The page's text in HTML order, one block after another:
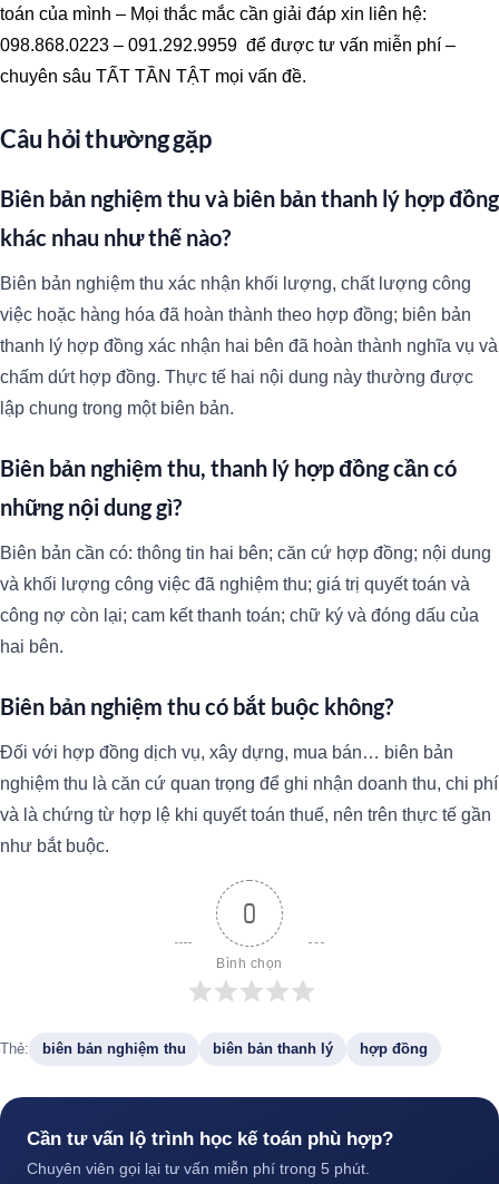
toán của mình – Mọi thắc mắc cần giải đáp xin liên hệ:
098.868.0223 – 091.292.9959 để được tư vấn miễn phí –
chuyên sâu TẤT TẦN TẬT mọi vấn đề.
Câu hỏi thường gặp
Biên bản nghiệm thu và biên bản thanh lý hợp đồng
khác nhau như thế nào?
Biên bản nghiệm thu xác nhận khối lượng, chất lượng công
việc hoặc hàng hóa đã hoàn thành theo hợp đồng; biên bản
thanh lý hợp đồng xác nhận hai bên đã hoàn thành nghĩa vụ và
chấm dứt hợp đồng. Thực tế hai nội dung này thường được
lập chung trong một biên bản.
Biên bản nghiệm thu, thanh lý hợp đồng cần có
những nội dung gì?
Biên bản cần có: thông tin hai bên; căn cứ hợp đồng; nội dung
và khối lượng công việc đã nghiệm thu; giá trị quyết toán và
công nợ còn lại; cam kết thanh toán; chữ ký và đóng dấu của
hai bên.
Biên bản nghiệm thu có bắt buộc không?
Đối với hợp đồng dịch vụ, xây dựng, mua bán… biên bản
nghiệm thu là căn cứ quan trọng để ghi nhận doanh thu, chi phí
và là chứng từ hợp lệ khi quyết toán thuế, nên trên thực tế gần
như bắt buộc.
0
Bình chọn
Thẻ: biên bản nghiệm thu biên bản thanh lý hợp đồng
Cần tư vấn lộ trình học kế toán phù hợp?
Chuyên viên gọi lại tư vấn miễn phí trong 5 phút.